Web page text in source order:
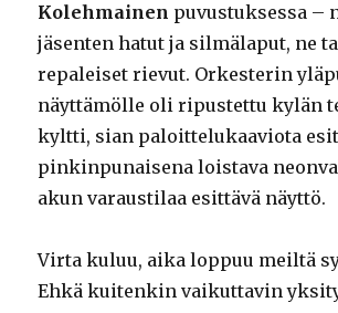
Kolehmainen puvustuksessa –
jäsenten hatut ja silmälaput, ne
repaleiset rievut. Orkesterin
näyttämölle oli ripustettu kylän
kyltti, sian paloittelukaaviota
pinkinpunaisena loistava
akun varaustilaa esittävä näyttö.
Virta kuluu, aika loppuu meiltä
Ehkä kuitenkin vaikuttavin